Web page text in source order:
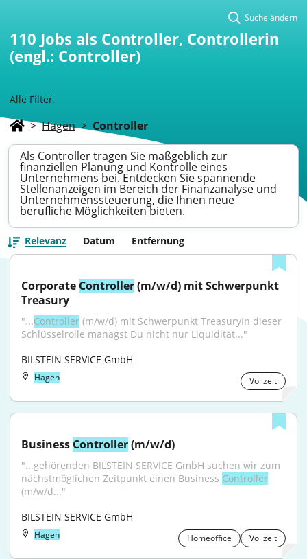
Alle Filter
Suche ändern
110 Jobs als Controller, Controllerin
(engl.: Controller)
> Hagen > Controller
Als Controller tragen Sie maßgeblich zur
finanziellen Planung und Kontrolle eines
Unternehmens bei. Entdecken Sie spannende
Stellenanzeigen im Bereich der Finanzanalyse und
Unternehmenssteuerung, die Ihnen neue
berufliche Möglichkeiten bieten.
Relevanz Datum Entfernung
Corporate Controller (m/w/d) mit Schwerpunkt
Treasury
"...Controller (m/w/d) mit Schwerpunkt TreasuryIn dieser
Schlüsselrolle managst Du nicht nur Liquidität..."
BILSTEIN SERVICE GmbH
Hagen Vollzeit
Business Controller (m/w/d)
"...gehörenden BILSTEIN SERVICE GmbH suchen wir zum
nächstmöglichen Zeitpunkt einen Business Controller
(m/w/d..."
BILSTEIN SERVICE GmbH
Hagen Homeoffice Vollzeit